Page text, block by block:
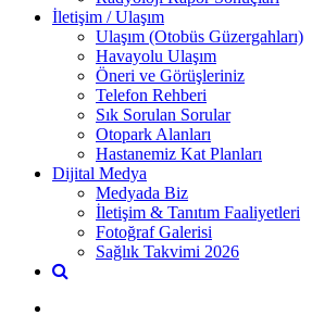
İletişim / Ulaşım
Ulaşım (Otobüs Güzergahları)
Havayolu Ulaşım
Öneri ve Görüşleriniz
Telefon Rehberi
Sık Sorulan Sorular
Otopark Alanları
Hastanemiz Kat Planları
Dijital Medya
Medyada Biz
İletişim & Tanıtım Faaliyetleri
Fotoğraf Galerisi
Sağlık Takvimi 2026